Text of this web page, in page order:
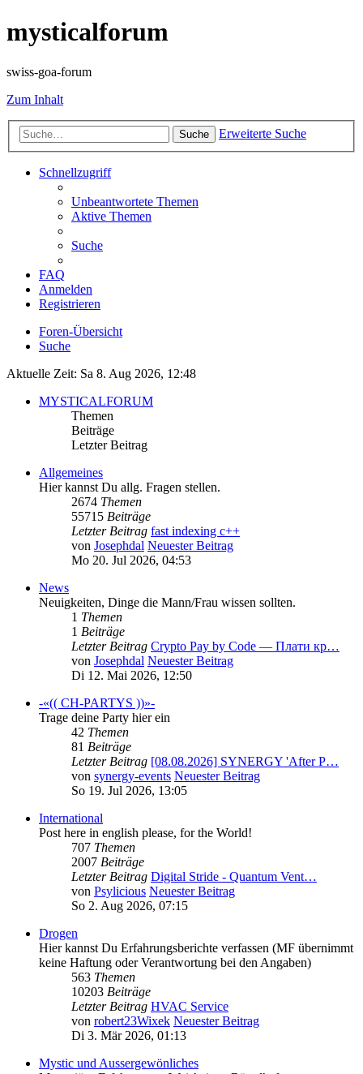
mysticalforum
swiss-goa-forum
Zum Inhalt
Suche Erweiterte Suche
Schnellzugriff
Unbeantwortete Themen
Aktive Themen
Suche
FAQ
Anmelden
Registrieren
Foren-Übersicht
Suche
Aktuelle Zeit: Sa 8. Aug 2026, 12:48
MYSTICALFORUM
Themen
Beiträge
Letzter Beitrag
Allgemeines
Hier kannst Du allg. Fragen stellen.
2674 Themen
55715 Beiträge
Letzter Beitrag fast indexing c++
von Josephdal Neuester Beitrag
Mo 20. Jul 2026, 04:53
News
Neuigkeiten, Dinge die Mann/Frau wissen sollten.
1 Themen
1 Beiträge
Letzter Beitrag Crypto Pay by Code — Плати кр…
von Josephdal Neuester Beitrag
Di 12. Mai 2026, 12:50
-«(( CH-PARTYS ))»-
Trage deine Party hier ein
42 Themen
81 Beiträge
Letzter Beitrag [08.08.2026] SYNERGY 'After P…
von synergy-events Neuester Beitrag
So 19. Jul 2026, 13:05
International
Post here in english please, for the World!
707 Themen
2007 Beiträge
Letzter Beitrag Digital Stride - Quantum Vent…
von Psylicious Neuester Beitrag
So 2. Aug 2026, 07:15
Drogen
Hier kannst Du Erfahrungsberichte verfassen (MF übernimmt
keine Haftung oder Verantwortung bei den Angaben)
563 Themen
10203 Beiträge
Letzter Beitrag HVAC Service
von robert23Wixek Neuester Beitrag
Di 3. Mär 2026, 01:13
Mystic und Aussergewönliches